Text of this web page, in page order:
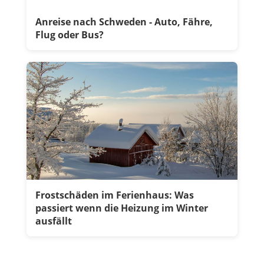
Anreise nach Schweden - Auto, Fähre,
Flug oder Bus?
Frostschäden im Ferienhaus: Was
passiert wenn die Heizung im Winter
ausfällt